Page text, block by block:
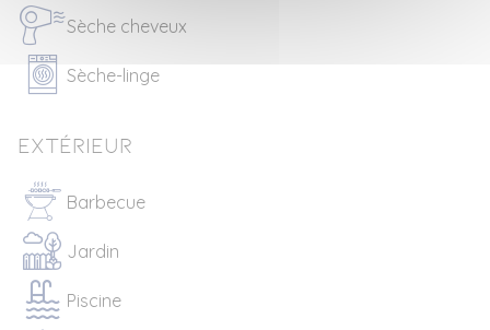
Sèche cheveux
Sèche-linge
Extérieur
Barbecue
Jardin
Piscine